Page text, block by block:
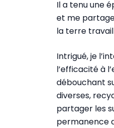
Il a tenu une
et me
la terre
Intrigué, je
l’efficacité à
débouchant
diverses,
partager les
permanence